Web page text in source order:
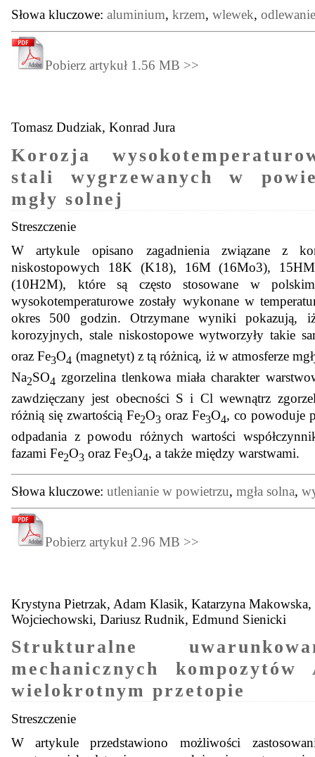
Słowa kluczowe: aluminium, krzem, wlewek,
Pobierz artykuł 1.56 MB >>
Tomasz Dudziak, Konrad Jura
Korozja
stali wygrzewanych w
mgły solnej
Streszczenie
W artykule opisano zagadnienia związane z
niskostopowych 18K (K18), 16M (16Mo3),
(10H2M), które są często stosowane w polskim
wysokotemperaturowe zostały wykonane w
okres 500 godzin. Otrzymane wyniki pokazują,
korozyjnych, stale niskostopowe wytworzyły takie
oraz Fe3O4 (magnetyt) z tą różnicą, iż w atmosferze
Na2SO4 zgorzelina tlenkowa miała charakter
zawdzięczany jest obecności S i Cl wewnątrz
różnią się zwartością Fe2O3 oraz Fe3O4, co powoduje
odpadania z powodu różnych wartości
fazami Fe2O3 oraz Fe3O4, a także między warstwami.
Słowa kluczowe: utlenianie w powietrzu, mgła solna,
Pobierz artykuł 2.96 MB >>
Krystyna Pietrzak, Adam Klasik, Katarzyna Makowska,
Wojciechowski, Dariusz Rudnik, Edmund Sienicki
Strukturalne
mechanicznych
wielokrotnym przetopie
Streszczenie
W artykule przedstawiono możliwości